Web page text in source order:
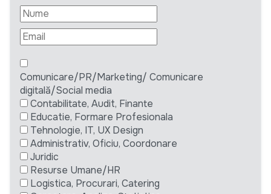
Comunicare/PR/Marketing/ Comunicare
digitală/Social media
Contabilitate, Audit, Finante
Educatie, Formare Profesionala
Tehnologie, IT, UX Design
Administrativ, Oficiu, Coordonare
Juridic
Resurse Umane/HR
Logistica, Procurari, Catering